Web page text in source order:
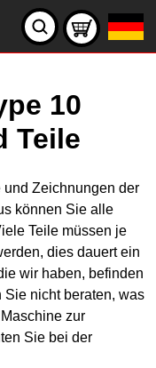
10
Teile
und Zeichnungen der
können Sie alle
Teile müssen je
dies dauert ein
wir haben, befinden
Sie nicht beraten, was
zur
Sie bei der